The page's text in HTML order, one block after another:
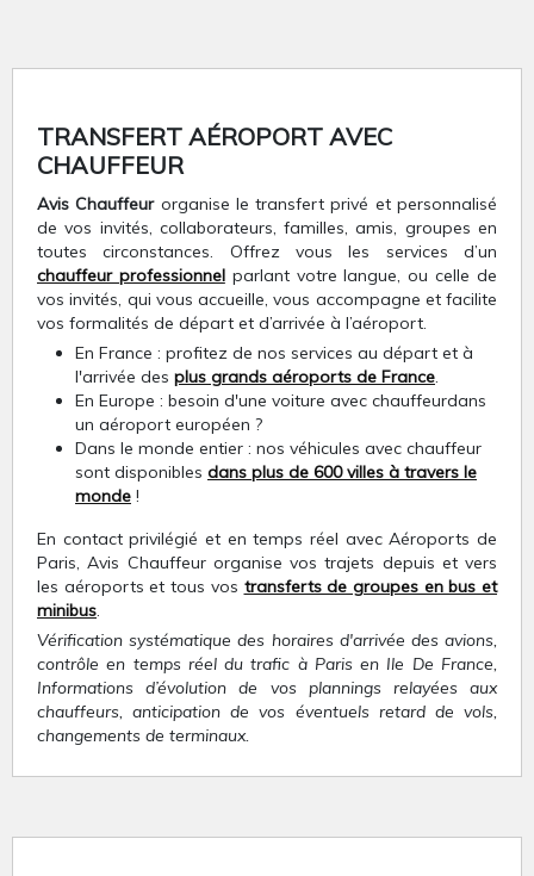
TRANSFERT AÉROPORT AVEC
CHAUFFEUR
Avis Chauffeurorganise le transfert privé et personnalisé
de vos invités, collaborateurs, familles, amis, groupes en
toutes circonstances. Offrez vous les services d’un
chauffeur professionnelparlant votre langue, ou celle de
vos invités, qui vous accueille, vous accompagne et facilite
vos formalités de départ et d’arrivée à l’aéroport.
En France : profitez de nos services au départ et à
l'arrivée des plus grands aéroports de France.
En Europe : besoin d'une voiture avec chauffeurdans
un aéroport européen ?
Dans le monde entier : nos véhicules avec chauffeur
sont disponibles dans plus de 600 villes à travers le
monde !
En contact privilégié et en temps réel avec Aéroports de
Paris, Avis Chauffeur organise vos trajets depuis et vers
les aéroports et tous vos transferts de groupes en bus et
minibus.
Vérification systématique des horaires d'arrivée des avions,
contrôle en temps réel du trafic à Paris en Ile De France,
Informations d’évolution de vos plannings relayées aux
chauffeurs, anticipation de vos éventuels retard de vols,
changements de terminaux.